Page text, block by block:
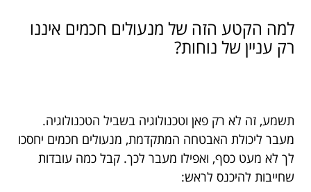
למה הקטע הזה של מנעולים חכמים איננו
רק עניין של נוחות?
תשמע, זה לא רק פאן וטכנולוגיה בשביל הטכנולוגיה.
מעבר ליכולת האבטחה המתקדמת, מנעולים חכמים יחסכו
לך לא מעט כסף, ואפילו מעבר לכך. קבל כמה עובדות
שחייבות להיכנס לראש: